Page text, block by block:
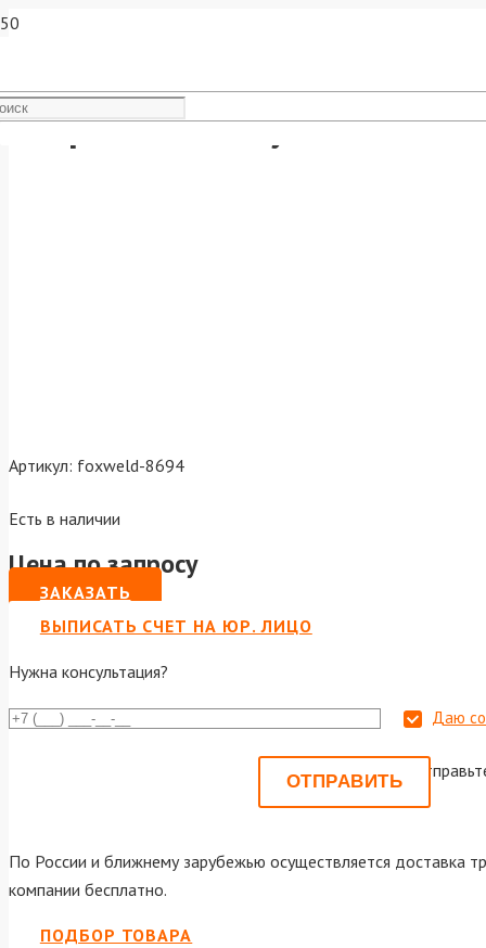
Сварочный полуавтомат
Артикул: foxweld-8694
Есть в наличии
Цена по запросу
ЗАКАЗАТЬ
ВЫПИСАТЬ СЧЕТ НА ЮР. ЛИЦО
Нужна консультация?
Даю
Или
По России и ближнему зарубежью осуществляется доставка
компании бесплатно.
ПОДБОР ТОВАРА